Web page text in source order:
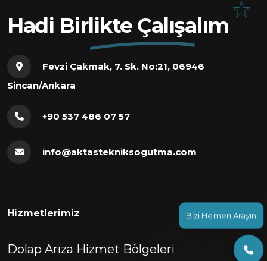
Bizi Hemen Arayın
Hadi Birlikte Çalışalım
Fevzi Çakmak, 7. Sk. No:21, 06946
Sincan/Ankara
+90 537 486 07 57
info@aktastekniksogutma.com
Hizmetlerimiz
Dolap Arıza Hizmet Bölgeleri